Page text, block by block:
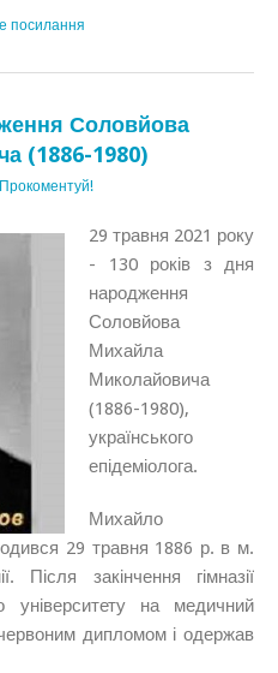
посилання
Соловйова
(1886-1980)
Прокоментуй!
29 травня 2021 року
- 130 років з дня
народження
Соловйова
Михайла
Миколайовича
(1886-1980),
українського
епідеміолога.
Михайло
29 травня 1886 р. в м.
Після закінчення гімназії
університету на медичний
дипломом і одержав